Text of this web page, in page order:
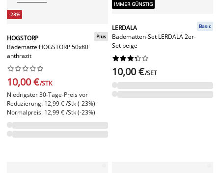
-23%
HOGSTORP
Badematte HOGSTORP 50x80
anthrazit
Plus






10,00 €/STK
Niedrigster 30-Tage-Preis vor
Reduzierung: 12,99 € /Stk (-23%)
Normalpreis: 12,99 € /Stk (-23%)
IMMER GÜNSTIG
LERDALA
Badematten-Set LERDALA 2er-
Set beige
Basic






10,00 €/SET